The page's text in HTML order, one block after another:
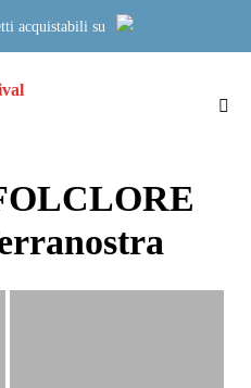
acquistabili su